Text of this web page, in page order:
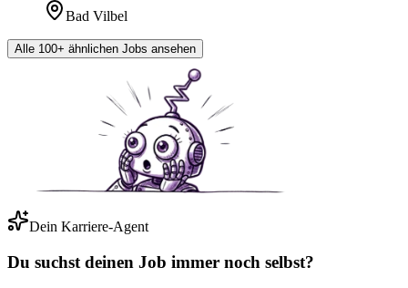
Bad Vilbel
Alle 100+ ähnlichen Jobs ansehen
Dein Karriere-Agent
Du suchst deinen Job immer noch selbst?